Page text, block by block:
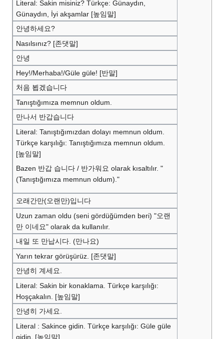
Literal: Sakin misiniz? Türkçe: Günaydın,
Günaydın, İyi akşamlar [높임말]
안녕하세요?
Nasılsınız? [존댓말]
안녕
Hey!/Merhaba!/Güle güle! [반말]
처음 뵙겠습니다
Tanıştığımıza memnun oldum.
만나서 반갑습니다
Literal: Tanıştığımızdan dolayı memnun oldum.
Türkçe karşılığı: Tanıştığımıza memnun oldum.
[높임말]
Bazen 반갑 습니다 / 반가워요 olarak kısaltılır. "
(Tanıştığımıza memnun oldum)."
오래간만(오랜만)입니다
Uzun zaman oldu (seni gördüğümden beri) "오랜
만 이네요" olarak da kullanılır.
내일 또 만납시다. (만나요)
Yarın tekrar görüşürüz. [존댓말]
안녕히 계세요.
Literal: Sakin bir konaklama. Türkçe karşılığı:
Hoşçakalın. [높임말]
안녕히 가세요.
Literal : Sakince gidin. Türkçe karşılığı: Güle güle
gidin. [높임말]